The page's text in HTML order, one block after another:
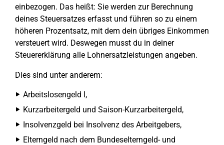
einbezogen. Das heißt: Sie werden zur Berechnung
deines Steuersatzes erfasst und führen so zu einem
höheren Prozentsatz, mit dem dein übriges Einkommen
versteuert wird. Deswegen musst du in deiner
Steuererklärung alle Lohnersatzleistungen angeben.
Dies sind unter anderem:
Arbeitslosengeld I,
Kurzarbeitergeld und Saison-Kurzarbeitergeld,
Insolvenzgeld bei Insolvenz des Arbeitgebers,
Elterngeld nach dem Bundeselterngeld- und